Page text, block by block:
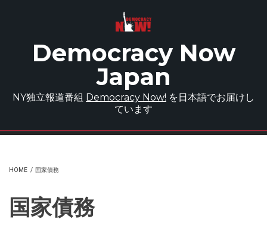
Democracy Now
Japan
NY独立報道番組 Democracy Now! を日本語でお届けし
ています
HOME / 国家債務
国家債務